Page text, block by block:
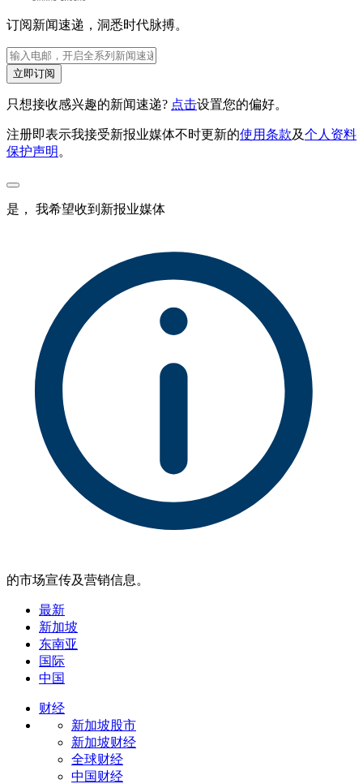
订阅新闻速递，洞悉时代脉搏。
立即订阅
只想接收感兴趣的新闻速递? 点击设置您的偏好。
注册即表示我接受新报业媒体不时更新的使用条款及个人资料
保护声明 。
是， 我希望收到新报业媒体
的市场宣传及营销信息。
最新
新加坡
东南亚
国际
中国
财经
新加坡股市
新加坡财经
全球财经
中国财经